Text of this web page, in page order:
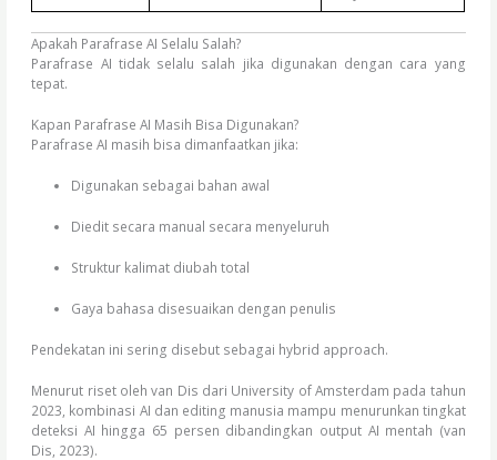
Apakah Parafrase AI Selalu Salah?
Parafrase AI tidak selalu salah jika digunakan dengan cara yang
tepat.
Kapan Parafrase AI Masih Bisa Digunakan?
Parafrase AI masih bisa dimanfaatkan jika:
Digunakan sebagai bahan awal
Diedit secara manual secara menyeluruh
Struktur kalimat diubah total
Gaya bahasa disesuaikan dengan penulis
Pendekatan ini sering disebut sebagai hybrid approach.
Menurut riset oleh van Dis dari University of Amsterdam pada tahun
2023, kombinasi AI dan editing manusia mampu menurunkan tingkat
deteksi AI hingga 65 persen dibandingkan output AI mentah (van
Dis, 2023).